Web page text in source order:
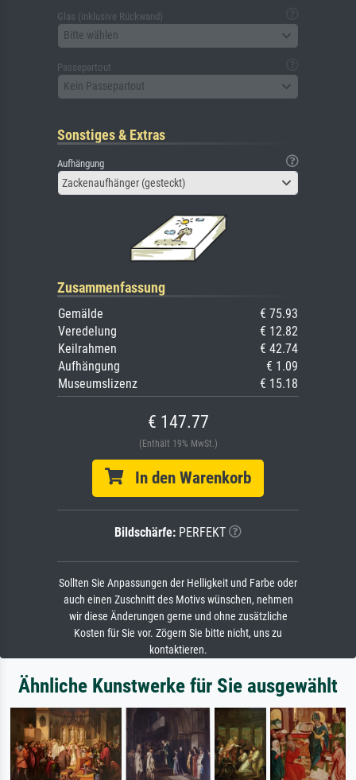
Glas (inklusive Rückwand)
Bitte wählen
Passepartout
Kein Passepartout
Sonstiges & Extras
Aufhängung
Zackenaufhänger (gesteckt)
Zusammenfassung
Gemälde
€ 75.93
Veredelung
€ 12.82
Keilrahmen
€ 42.74
Aufhängung
€ 1.09
Museumslizenz
€ 15.18
€ 147.77
(Enthält 19% MwSt.)
In den Warenkorb
Bildschärfe: PERFEKT
Sollten Sie Anpassungen der Helligkeit und Farbe oder
auch einen Zuschnitt des Motivs wünschen, nehmen
wir diese Änderungen gerne und ohne zusätzliche
Kosten für Sie vor. Zögern Sie bitte nicht, uns zu
kontaktieren.
Ähnliche Kunstwerke für Sie ausgewählt